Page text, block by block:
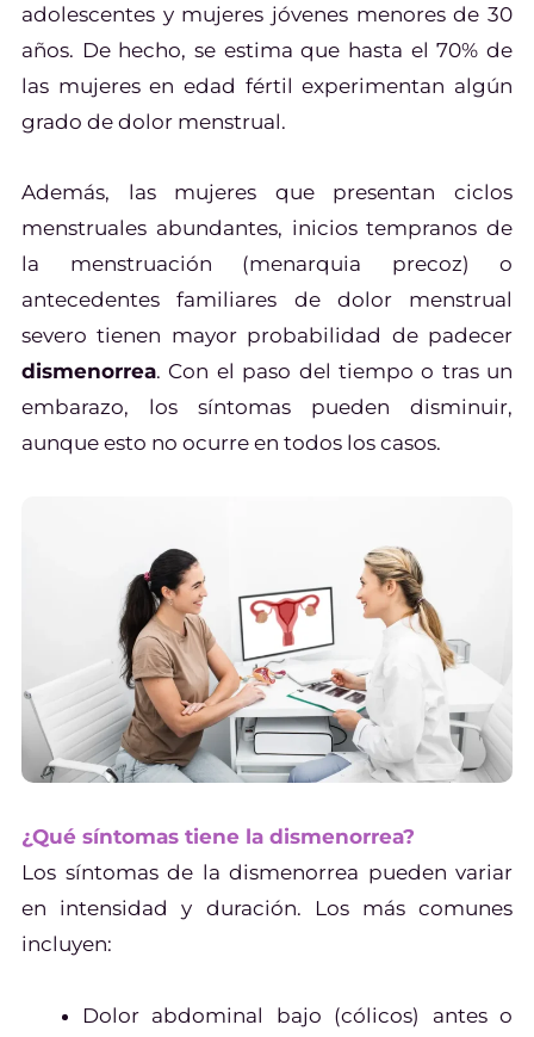
adolescentes y mujeres jóvenes menores de 30
años. De hecho, se estima que hasta el 70% de
las mujeres en edad fértil experimentan algún
grado de dolor menstrual.
Además, las mujeres que presentan ciclos
menstruales abundantes, inicios tempranos de
la menstruación (menarquia precoz) o
antecedentes familiares de dolor menstrual
severo tienen mayor probabilidad de padecer
dismenorrea. Con el paso del tiempo o tras un
embarazo, los síntomas pueden disminuir,
aunque esto no ocurre en todos los casos.
¿Qué síntomas tiene la dismenorrea?
Los síntomas de la dismenorrea pueden variar
en intensidad y duración. Los más comunes
incluyen:
Dolor abdominal bajo (cólicos) antes o